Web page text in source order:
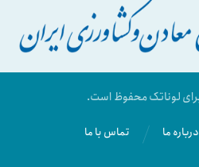
لوناتک محفوظ است.
تماس با ما درباره ما